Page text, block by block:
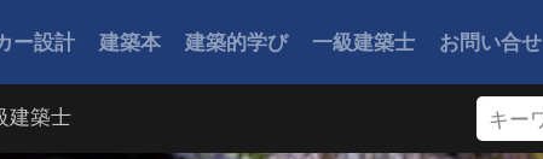
ー設計 建築本 建築的学び 一級建築士 お問い合せ
建築士